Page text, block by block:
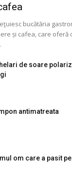
bucătăria
și cafea, care oferă
de soare
antimatreata
om care a pasit